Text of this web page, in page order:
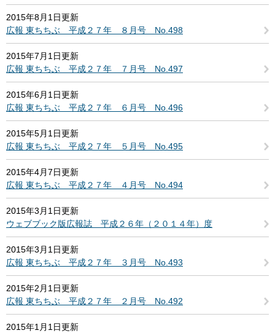
2015年8月1日更新
広報 東ちちぶ 平成２７年 ８月号 No.498
2015年7月1日更新
広報 東ちちぶ 平成２７年 ７月号 No.497
2015年6月1日更新
広報 東ちちぶ 平成２７年 ６月号 No.496
2015年5月1日更新
広報 東ちちぶ 平成２７年 ５月号 No.495
2015年4月7日更新
広報 東ちちぶ 平成２７年 ４月号 No.494
2015年3月1日更新
ウェブブック版広報誌 平成２６年（２０１４年）度
2015年3月1日更新
広報 東ちちぶ 平成２７年 ３月号 No.493
2015年2月1日更新
広報 東ちちぶ 平成２７年 ２月号 No.492
2015年1月1日更新